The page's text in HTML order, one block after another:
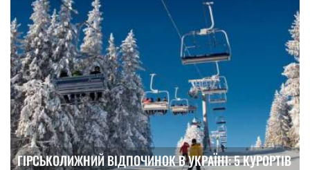
ГІРСЬКОЛИЖНИЙ ВІДПОЧИНОК В УКРАЇНІ: 5 КУРОРТІВ